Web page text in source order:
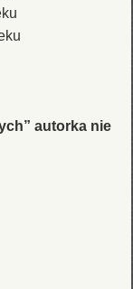
autorka nie